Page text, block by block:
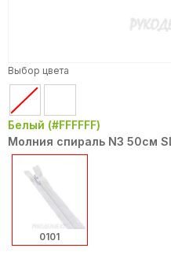
Выбор цвета
Белый (#FFFFFF)
Молния спираль N3 50см
0101